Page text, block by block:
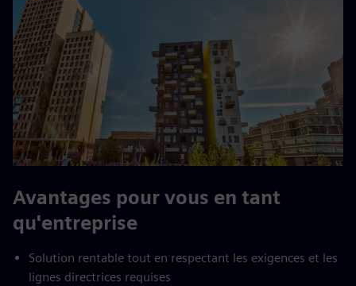
Avantages pour vous en tant
qu'entreprise
Solution rentable tout en respectant les exigences et les
lignes directrices requises